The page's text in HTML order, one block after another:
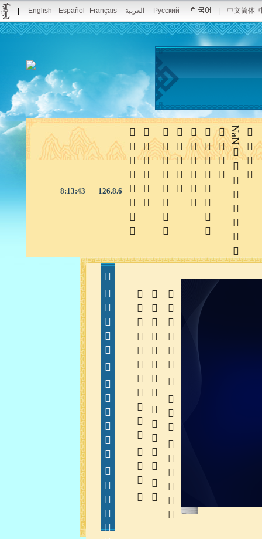
English Español Français العربية Русский 中文简体
8:13:44 126.8.6 
 
NaN





     